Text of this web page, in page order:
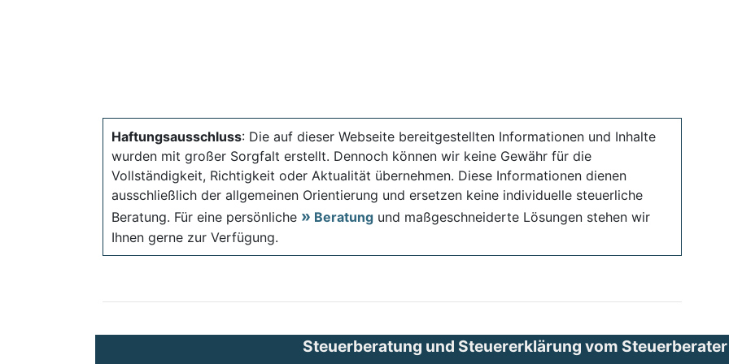
Haftungsausschluss: Die auf dieser Webseite bereitgestellten Informationen und Inhalte
wurden mit großer Sorgfalt erstellt. Dennoch können wir keine Gewähr für die
Vollständigkeit, Richtigkeit oder Aktualität übernehmen. Diese Informationen dienen
ausschließlich der allgemeinen Orientierung und ersetzen keine individuelle steuerliche
Beratung. Für eine persönliche
Beratung und maßgeschneiderte Lösungen stehen wir
Ihnen gerne zur Verfügung.
Steuerberatung und Steuererklärung vom